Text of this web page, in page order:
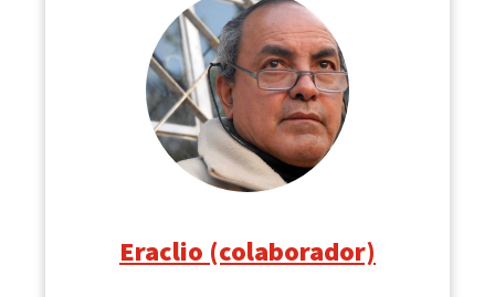
Eraclio (colaborador)